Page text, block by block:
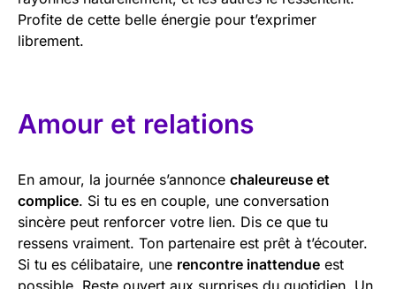
Profite de cette belle énergie pour t’exprimer
librement.
Amour et relations
En amour, la journée s’annonce chaleureuse et
complice. Si tu es en couple, une conversation
sincère peut renforcer votre lien. Dis ce que tu
ressens vraiment. Ton partenaire est prêt à t’écouter.
Si tu es célibataire, une rencontre inattendue est
possible. Reste ouvert aux surprises du quotidien. Un